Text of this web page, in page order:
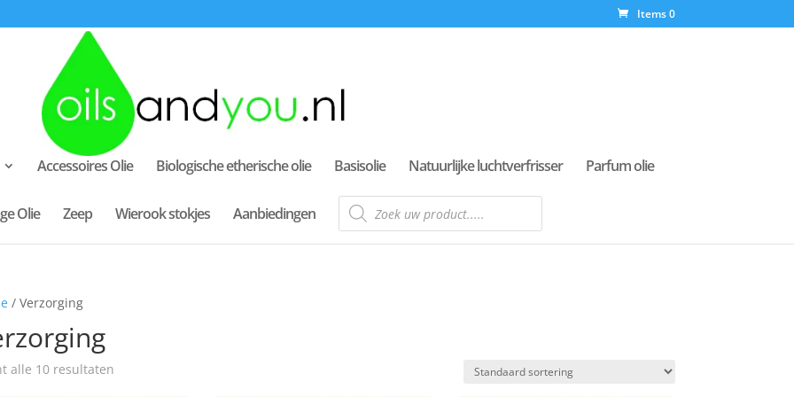
Items 0
Accessoires Olie Biologische etherische olie Basisolie Natuurlijke luchtverfrisser Parfum olie
Olie Zeep Wierook stokjes Aanbiedingen
Producten
zoeken
/ Verzorging
alle 10 resultaten